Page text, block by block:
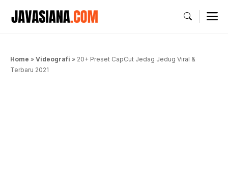
Home » Videografi » 20+ Preset CapCut Jedag Jedug Viral &
Terbaru 2021